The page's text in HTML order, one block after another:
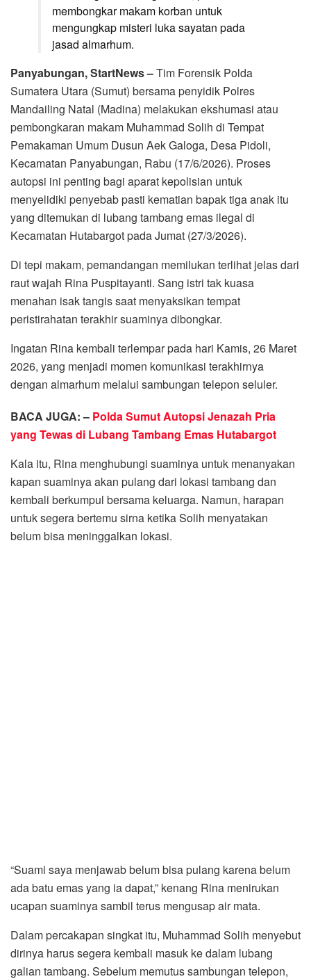
membongkar makam korban untuk
mengungkap misteri luka sayatan pada
jasad almarhum.
Panyabungan, StartNews –Tim Forensik Polda
Sumatera Utara (Sumut) bersama penyidik Polres
Mandailing Natal (Madina) melakukan ekshumasi atau
pembongkaran makam Muhammad Solih di Tempat
Pemakaman Umum Dusun Aek Galoga, Desa Pidoli,
Kecamatan Panyabungan, Rabu (17/6/2026). Proses
autopsi ini penting bagi aparat kepolisian untuk
menyelidiki penyebab pasti kematian bapak tiga anak itu
yang ditemukan di lubang tambang emas ilegal di
Kecamatan Hutabargot pada Jumat (27/3/2026).
Di tepi makam, pemandangan memilukan terlihat jelas dari
raut wajah Rina Puspitayanti. Sang istri tak kuasa
menahan isak tangis saat menyaksikan tempat
peristirahatan terakhir suaminya dibongkar.
Ingatan Rina kembali terlempar pada hari Kamis, 26 Maret
2026, yang menjadi momen komunikasi terakhirnya
dengan almarhum melalui sambungan telepon seluler.
BACA JUGA: – Polda Sumut Autopsi Jenazah Pria
yang Tewas di Lubang Tambang Emas Hutabargot
Kala itu, Rina menghubungi suaminya untuk menanyakan
kapan suaminya akan pulang dari lokasi tambang dan
kembali berkumpul bersama keluarga. Namun, harapan
untuk segera bertemu sirna ketika Solih menyatakan
belum bisa meninggalkan lokasi.
“Suami saya menjawab belum bisa pulang karena belum
ada batu emas yang ia dapat,” kenang Rina menirukan
ucapan suaminya sambil terus mengusap air mata.
Dalam percakapan singkat itu, Muhammad Solih menyebut
dirinya harus segera kembali masuk ke dalam lubang
galian tambang. Sebelum memutus sambungan telepon,